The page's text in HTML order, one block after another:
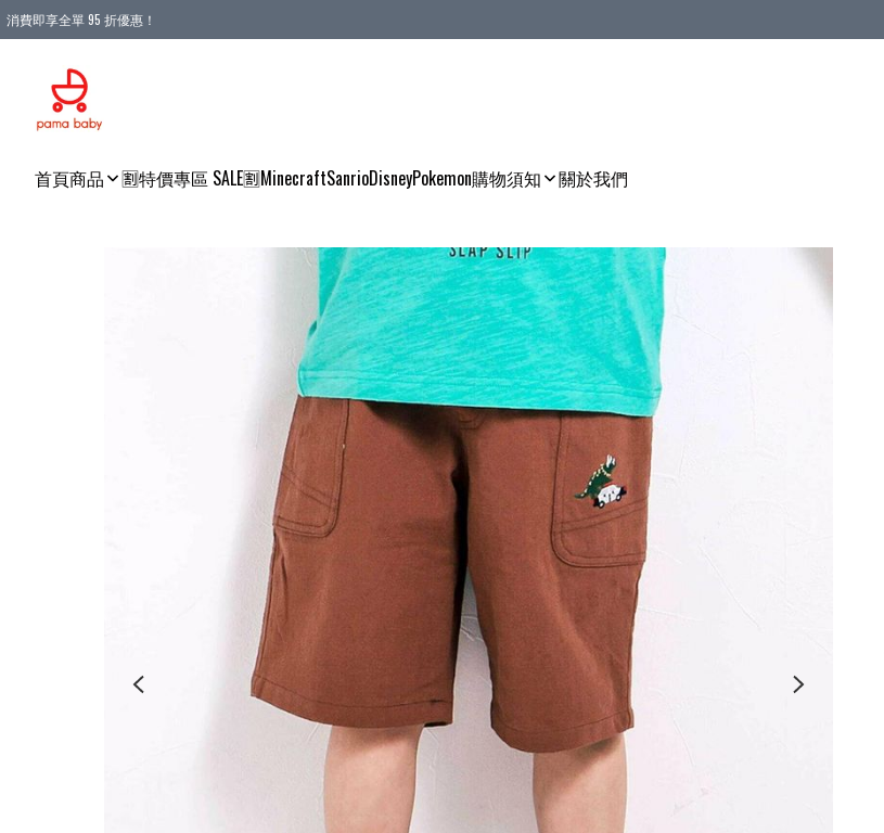
消費即享全單 95 折優惠！
首頁商品 🈹特價專區 SALE🈹MinecraftSanrioDisneyPokemon購物須知 關於我們